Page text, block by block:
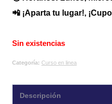
📲 ¡Aparta tu lugar!,
Sin existencias
Categoría: Curso en linea
Descripción